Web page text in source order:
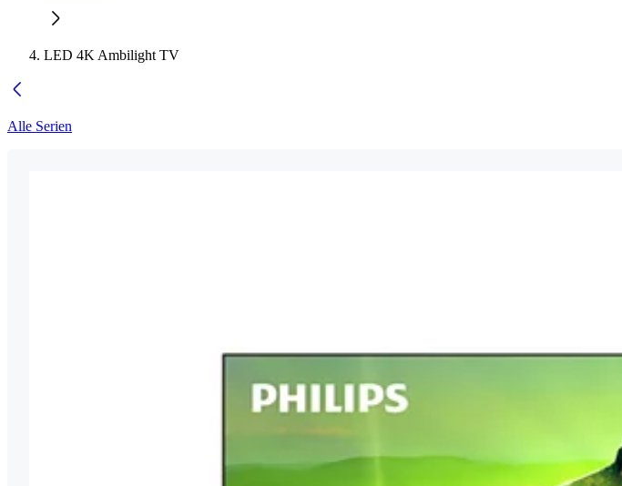
LED 4K Ambilight TV
Alle Serien